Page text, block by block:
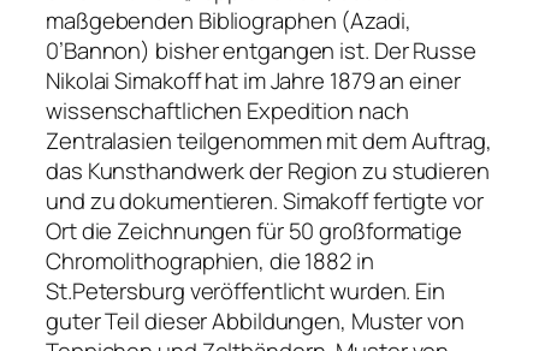
maßgebenden Bibliographen (Azadi,
0’Bannon) bisher entgangen ist. Der Russe
Nikolai Simakoff hat im Jahre 1879 an einer
wissenschaftlichen Expedition nach
Zentralasien teilgenommen mit dem Auftrag,
das Kunsthandwerk der Region zu studieren
und zu dokumentieren. Simakoff fertigte vor
Ort die Zeichnungen für 50 großformatige
Chromolithographien, die 1882 in
St.Petersburg veröffentlicht wurden. Ein
guter Teil dieser Abbildungen, Muster von